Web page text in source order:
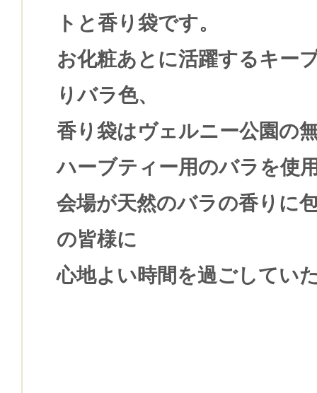
トと香り袋です。
お化粧あとに活躍するキー
りバラ色、
香り袋はヴェルニー公園の
ハーブティー用のバラを使
会場が天然のバラの香りに
の皆様に
心地よい時間を過ごしてい